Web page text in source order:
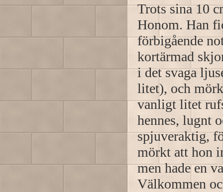
Trots sina 10
Honom. Han
förbigående
kortärmad
i det svaga
litet), och
vanligt litet
hennes, lugnt
spjuveraktig,
mörkt att hon
men hade en
Välkommen